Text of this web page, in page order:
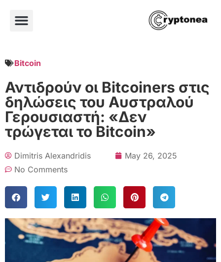
Bitcoin
Αντιδρούν οι Bitcoiners στις
δηλώσεις του Αυστραλού
Γερουσιαστή: «Δεν
τρώγεται το Bitcoin»
Dimitris Alexandridis
May 26, 2025
No Comments